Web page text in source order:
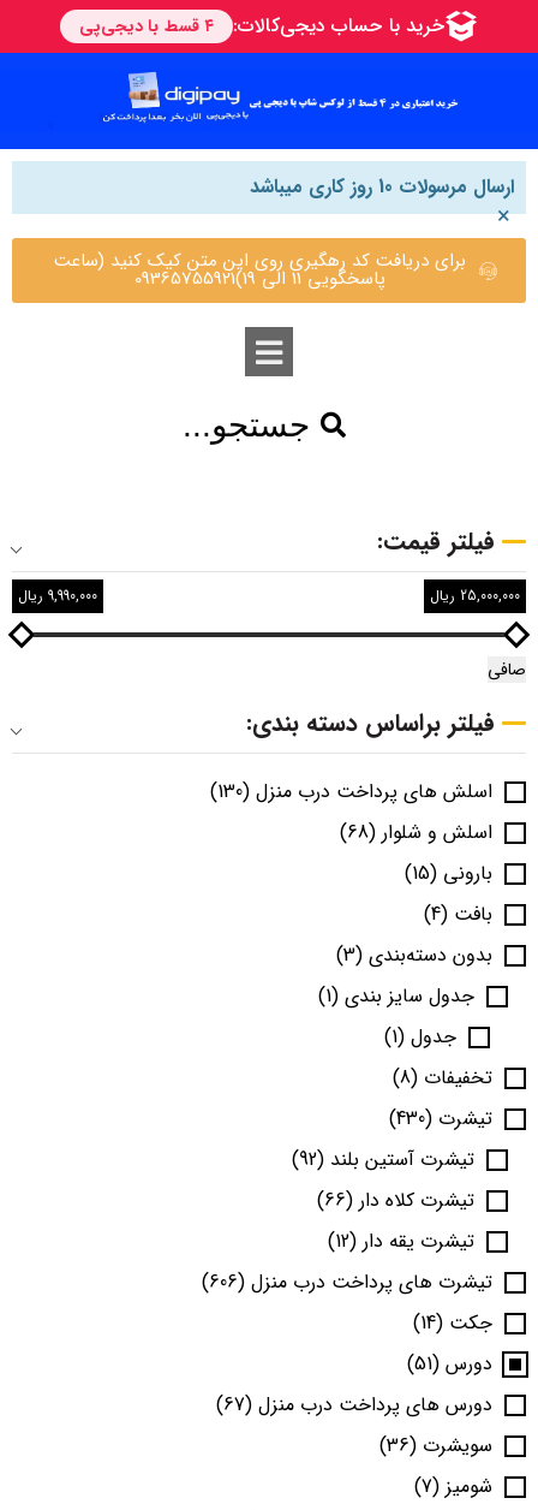
ارسال مرسولات 10 روز کاری میباشد
×
برای دریافت کد رهگیری روی این متن کیک کنید (ساعت
پاسخگویی 11 الی 19)09365755921
جستجو...
فیلتر قیمت:
صافی
9,990,000 ریال 25,000,000 ریال
فیلتر براساس دسته بندی:
اسلش های پرداخت درب منزل (130)
اسلش و شلوار (68)
بارونی (15)
بافت (4)
بدون دسته‌بندی (3)
جدول سایز بندی (1)
جدول (1)
تخفیفات (8)
تیشرت (430)
تیشرت آستین بلند (92)
تیشرت کلاه دار (66)
تیشرت یقه دار (12)
تیشرت های پرداخت درب منزل (606)
جکت (14)
دورس (51)
دورس های پرداخت درب منزل (67)
سویشرت (36)
شومیز (7)